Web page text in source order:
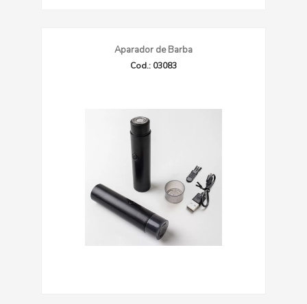
Aparador de Barba
Cod.: 03083